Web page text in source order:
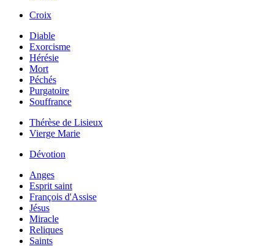
Croix
Diable
Exorcisme
Hérésie
Mort
Péchés
Purgatoire
Souffrance
Thérèse de Lisieux
Vierge Marie
Dévotion
Anges
Esprit saint
François d'Assise
Jésus
Miracle
Reliques
Saints